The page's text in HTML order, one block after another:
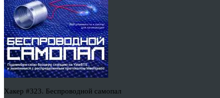
Хакер #323. Беспроводной самопал